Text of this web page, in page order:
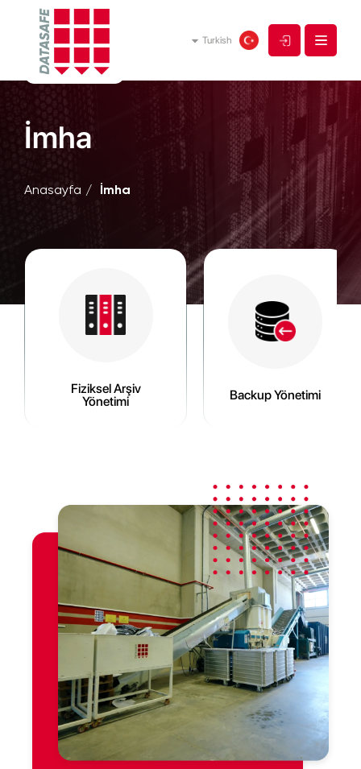
Turkish
İmha
Anasayfa İmha
Fiziksel Arşiv
Yönetimi
Backup Yönetimi